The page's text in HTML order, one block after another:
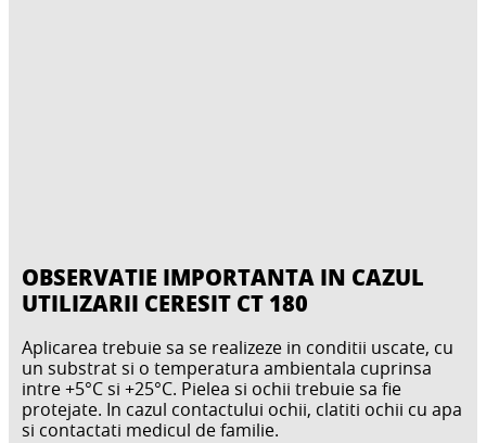
OBSERVATIE IMPORTANTA IN CAZUL
UTILIZARII CERESIT CT 180
Aplicarea trebuie sa se realizeze in conditii uscate, cu
un substrat si o temperatura ambientala cuprinsa
intre +5°C si +25°C. Pielea si ochii trebuie sa fie
protejate. In cazul contactului ochii, clatiti ochii cu apa
si contactati medicul de familie.